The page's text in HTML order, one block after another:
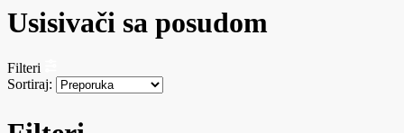
Usisivači sa posudom
Filteri
Sortiraj: